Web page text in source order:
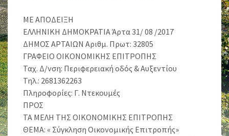
ΜΕ ΑΠΟΔΕΙΞΗ
ΕΛΛΗΝΙΚΗ ΔΗΜΟΚΡΑΤΙΑ Άρτα 31/ 08 /2017
ΔΗΜΟΣ ΑΡΤΑΙΩΝ Αριθμ. Πρωτ: 32805
ΓΡΑΦΕΙΟ ΟΙΚΟΝΟΜΙΚΗΣ ΕΠΙΤΡΟΠΗΣ
Ταχ. Δ/νση: Περιφερειακή οδός & Αυξεντίου
Τηλ.: 2681362263
Πληροφορίες: Γ. Ντεκουμές
ΠΡΟΣ
ΤΑ ΜΕΛΗ ΤΗΣ ΟΙΚΟΝΟΜΙΚΗΣ ΕΠΙΤΡΟΠΗΣ
ΘΕΜΑ: « Σύγκληση Οικονομικής Επιτροπής»